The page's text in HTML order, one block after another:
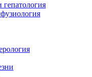
гепатология